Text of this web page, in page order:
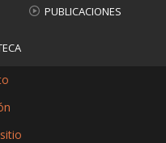
PUBLICACIONES